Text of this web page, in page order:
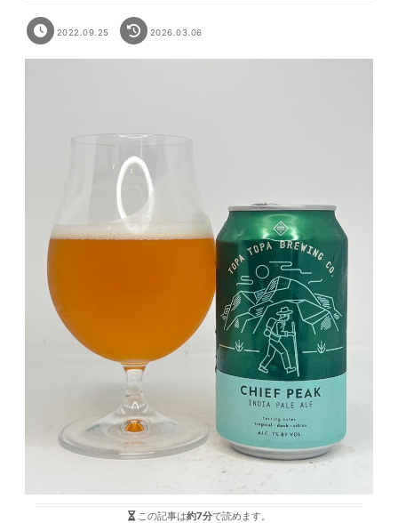
2022.09.25 2026.03.06
この記事は約7分で読めます。